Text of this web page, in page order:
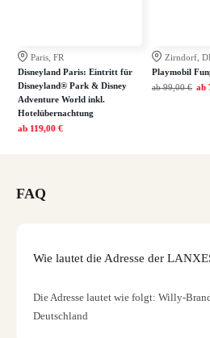
Paris, FR
Disneyland Paris: Eintritt für
Disneyland® Park & Disney
Adventure World inkl.
Hotelübernachtung
ab 119,00 €
Zirndorf,
Playmobil
ab 99,00 € ab
FAQ
Wie lautet die Adresse der
Die Adresse lautet wie folgt: Willy-
Deutschland